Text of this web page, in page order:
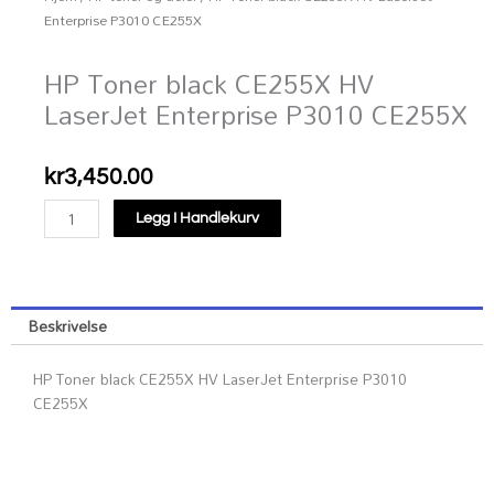
Enterprise P3010 CE255X
HP Toner black CE255X HV
LaserJet Enterprise P3010 CE255X
kr3,450.00
HP
Toner
HV
LaserJet
P3010
CE255X
Legg I Handlekurv
Beskrivelse
HP Toner black CE255X HV LaserJet Enterprise P3010
CE255X